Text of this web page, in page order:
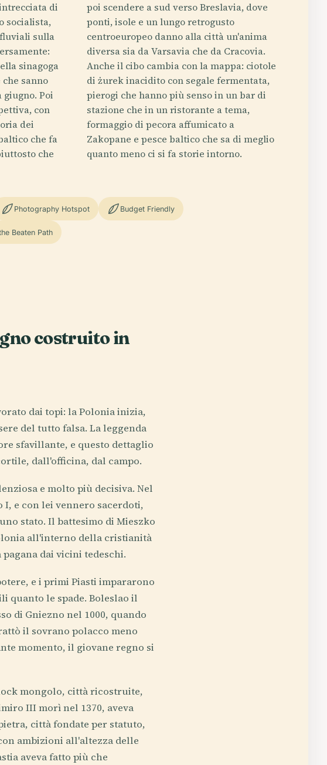
di
socialista,
sulla
sinagoga
sanno
Poi
con
dei
che fa
che
poi scendere a sud verso Breslavia, dove
ponti, isole e un lungo retrogusto
centroeuropeo danno alla città un'anima
diversa sia da Varsavia che da Cracovia.
Anche il cibo cambia con la mappa: ciotole
di żurek inacidito con segale fermentata,
pierogi che hanno più senso in un bar di
stazione che in un ristorante a tema,
formaggio di pecora affumicato a
Zakopane e pesce baltico che sa di meglio
quanto meno ci si fa storie intorno.
Photography Hotspot Budget Friendly
Beaten Path
costruito in
dai topi: la Polonia inizia,
del tutto falsa. La leggenda
sfavillante, e questo dettaglio
dall'officina, dal campo.
e molto più decisiva. Nel
I, e con lei vennero sacerdoti,
stato. Il battesimo di Mieszko
all'interno della cristianità
dai vicini tedeschi.
e i primi Piasti impararono
quanto le spade. Boleslao il
di Gniezno nel 1000, quando
il sovrano polacco meno
momento, il giovane regno si
mongolo, città ricostruite,
III morì nel 1370, aveva
città fondate per statuto,
ambizioni all'altezza delle
aveva fatto più che